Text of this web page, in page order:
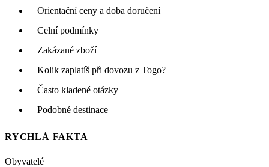
Orientační ceny a doba doručení
Celní podmínky
Zakázané zboží
Kolik zaplatíš při dovozu z Togo?
Často kladené otázky
Podobné destinace
RYCHLÁ FAKTA
Obyvatelé